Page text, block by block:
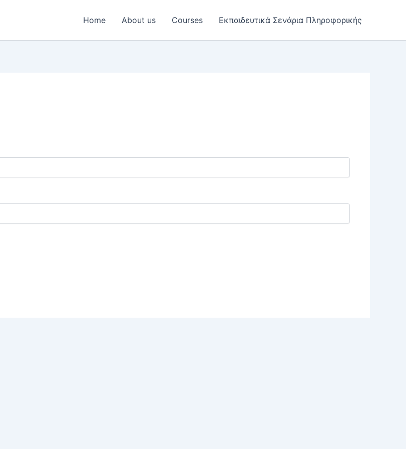
Home About us Courses Εκπαιδευτικά Σενάρια Πληροφορικής